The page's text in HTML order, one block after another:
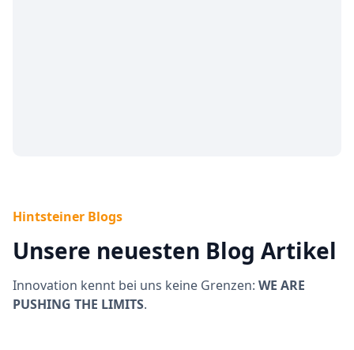
Hintsteiner Blogs
Unsere neuesten Blog Artikel
Innovation kennt bei uns keine Grenzen: WE ARE
PUSHING THE LIMITS.